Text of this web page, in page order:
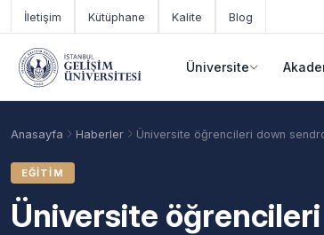
Ana içeriğe geç
İletişim Kütüphane Kalite Blog
Üniversite
Anasayfa Haberler Üniversite öğrencileri down
EĞITIM
Üniversite